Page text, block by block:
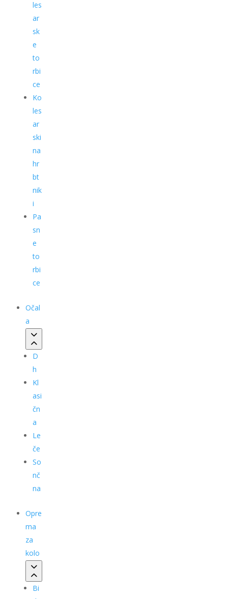
les
ar
sk
e
to
rbi
ce
Ko
les
ar
ski
na
hr
bt
nik
i
Pa
sn
e
to
rbi
ce
Očal
a
D
h
Kl
asi
čn
a
Le
če
So
nč
na
Opre
ma
za
kolo
Bi